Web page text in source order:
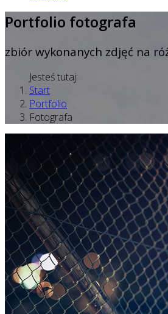
Portfolio fotografa
zbiór wykonanych zdjęć na
Jesteś tutaj:
Start
Portfolio
Fotografa